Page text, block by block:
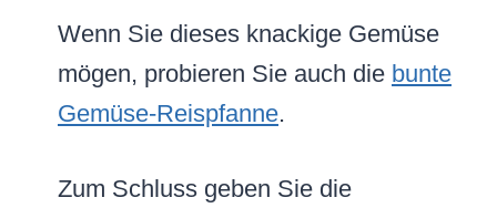
Wenn Sie dieses knackige Gemüse
mögen, probieren Sie auch die bunte
Gemüse-Reispfanne.
Zum Schluss geben Sie die